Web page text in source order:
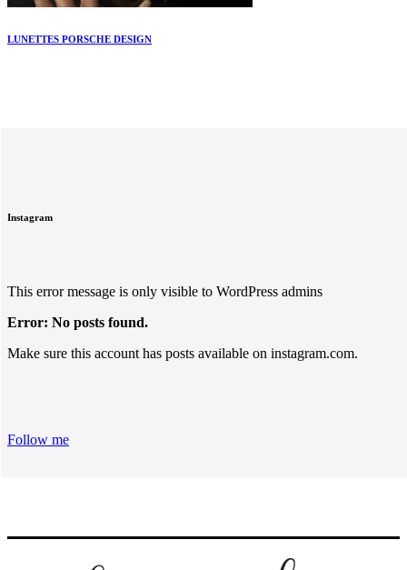
LUNETTES PORSCHE DESIGN
Instagram
This error message is only visible to WordPress admins
Error: No posts found.
Make sure this account has posts available on instagram.com.
Follow me